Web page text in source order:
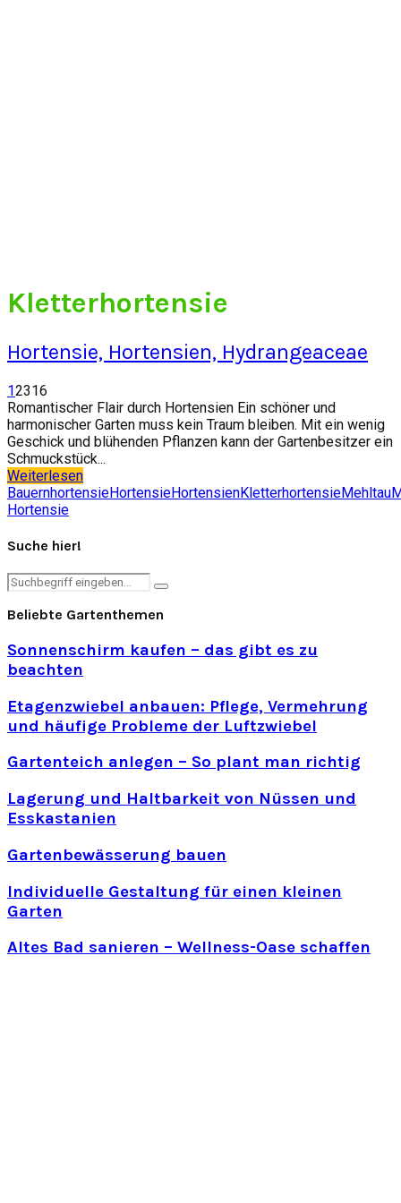
Kletterhortensie
Hortensie, Hortensien, Hydrangeaceae
12316
Romantischer Flair durch Hortensien Ein schöner und
harmonischer Garten muss kein Traum bleiben. Mit ein wenig
Geschick und blühenden Pflanzen kann der Gartenbesitzer ein
Schmuckstück...
Weiterlesen
BauernhortensieHortensieHortensienKletterhortensieMehltau
Hortensie
Suche hier!
Search
Search
Beliebte Gartenthemen
Sonnenschirm kaufen – das gibt es zu
beachten
Etagenzwiebel anbauen: Pflege, Vermehrung
und häufige Probleme der Luftzwiebel
Gartenteich anlegen – So plant man richtig
Lagerung und Haltbarkeit von Nüssen und
Esskastanien
Gartenbewässerung bauen
Individuelle Gestaltung für einen kleinen
Garten
Altes Bad sanieren – Wellness-Oase schaffen